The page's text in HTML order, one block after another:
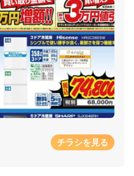
チラシを見る